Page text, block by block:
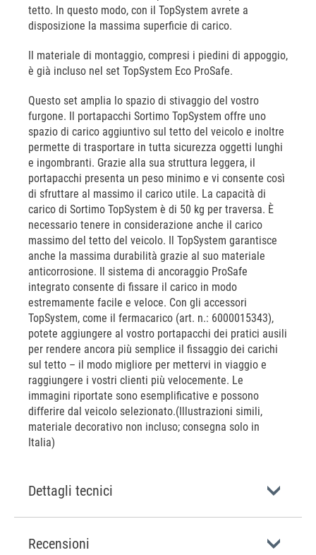
tetto. In questo modo, con il TopSystem avrete a
disposizione la massima superficie di carico.
Il materiale di montaggio, compresi i piedini di appoggio,
è già incluso nel set TopSystem Eco ProSafe.
Questo set amplia lo spazio di stivaggio del vostro
furgone. Il portapacchi Sortimo TopSystem offre uno
spazio di carico aggiuntivo sul tetto del veicolo e inoltre
permette di trasportare in tutta sicurezza oggetti lunghi
e ingombranti. Grazie alla sua struttura leggera, il
portapacchi presenta un peso minimo e vi consente così
di sfruttare al massimo il carico utile. La capacità di
carico di Sortimo TopSystem è di 50 kg per traversa. È
necessario tenere in considerazione anche il carico
massimo del tetto del veicolo. Il TopSystem garantisce
anche la massima durabilità grazie al suo materiale
anticorrosione. Il sistema di ancoraggio ProSafe
integrato consente di fissare il carico in modo
estremamente facile e veloce. Con gli accessori
TopSystem, come il fermacarico (art. n.: 6000015343),
potete aggiungere al vostro portapacchi dei pratici ausili
per rendere ancora più semplice il fissaggio dei carichi
sul tetto – il modo migliore per mettervi in viaggio e
raggiungere i vostri clienti più velocemente. Le
immagini riportate sono esemplificative e possono
differire dal veicolo selezionato.(Illustrazioni simili,
materiale decorativo non incluso; consegna solo in
Italia)
Dettagli tecnici
Recensioni